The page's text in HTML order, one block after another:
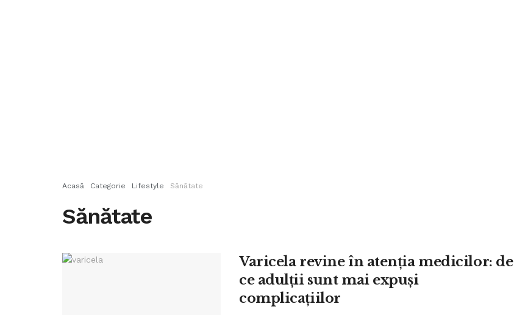
Acasă Categorie Lifestyle Sănătate
Sănătate
Varicela revine în atenția medicilor: de
ce adulții sunt mai expuși
complicațiilor